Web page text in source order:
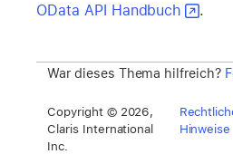
OData API Handbuch
.
War dieses Thema hilfreich?
Copyright © 2026,
Claris International
Inc.
Hinweise